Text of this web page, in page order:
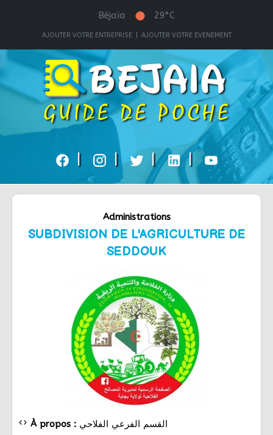
Béjaïa 29°C
AJOUTER VOTRE ENTREPRISE| AJOUTER VOTRE EVENEMENT
| | | |
Administrations
SUBDIVISION DE L'AGRICULTURE DE
SEDDOUK
code À propos : القسم الفرعي الفلاحي